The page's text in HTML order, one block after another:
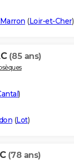
(Loir-et-Cher)
(85 ans)
)
(Lot)
(78 ans)